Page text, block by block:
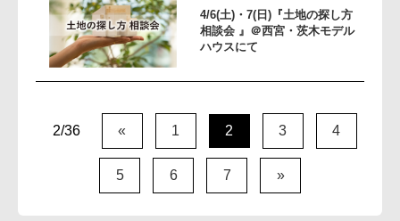
4/6(土)・7(日)『土地の探し方
相談会 』＠西宮・茨木モデル
ハウスにて
2/36 « 1 2 3 4
5 6 7 »